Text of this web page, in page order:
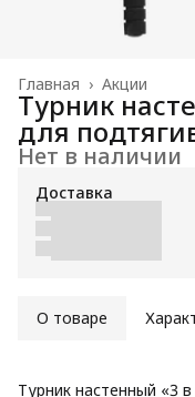
Акции
Главная ›
Турник
для
Нет в наличии
Доставка
О товаре
Турник настенный «3